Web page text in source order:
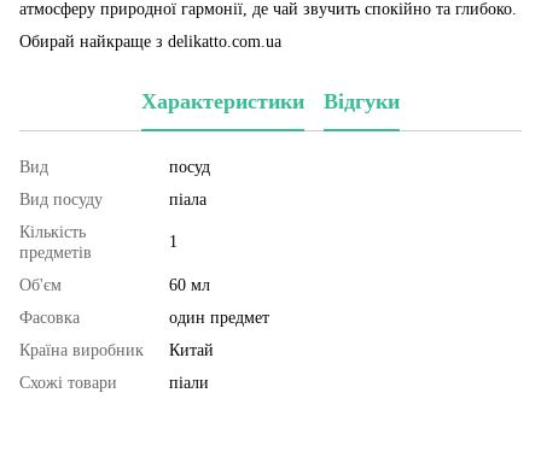
атмосферу природної гармонії, де чай звучить спокійно та глибоко.
Обирай найкраще з delikatto.com.ua
Характеристики Відгуки
Вид
посуд
Вид посуду
піала
Кількість
предметів
1
Об'єм
60 мл
Фасовка
один предмет
Країна виробник
Китай
Схожі товари
піали